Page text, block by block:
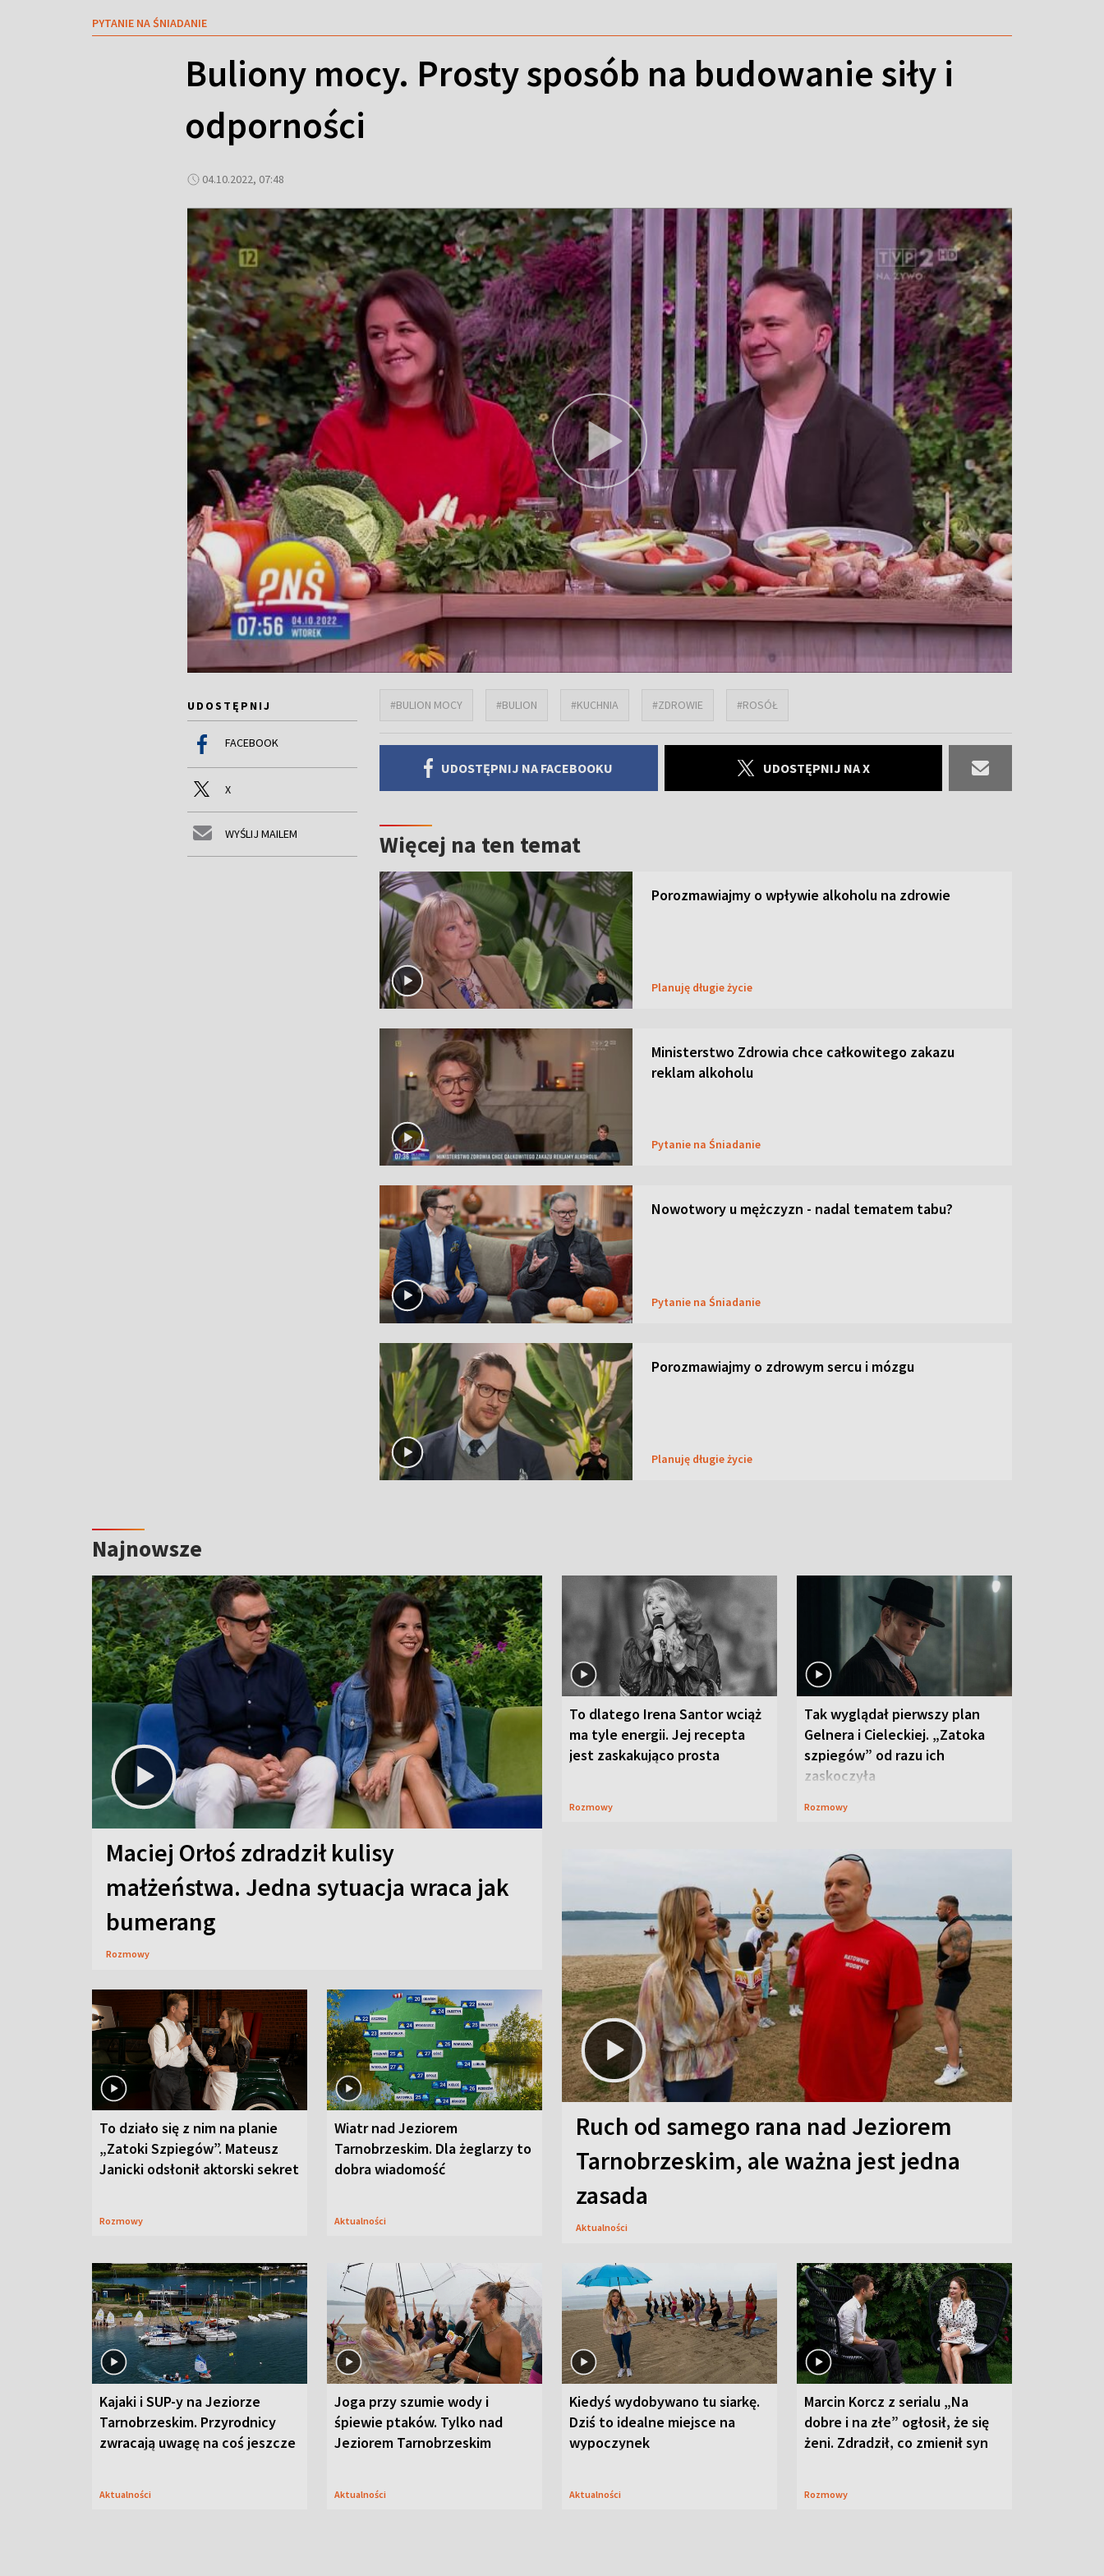
PYTANIE NA ŚNIADANIE
Buliony mocy. Prosty sposób na budowanie siły i
odporności
04.10.2022, 07:48
UDOSTĘPNIJ
FACEBOOK
X
WYŚLIJ MAILEM
#BULION MOCY #BULION #KUCHNIA #ZDROWIE #ROSÓŁ
UDOSTĘPNIJ NA FACEBOOKU UDOSTĘPNIJ NA X
Więcej na ten temat
Porozmawiajmy o wpływie alkoholu na zdrowie
Planuję długie życie
Ministerstwo Zdrowia chce całkowitego zakazu
reklam alkoholu
Pytanie na Śniadanie
Nowotwory u mężczyzn - nadal tematem tabu?
Pytanie na Śniadanie
Porozmawiajmy o zdrowym sercu i mózgu
Planuję długie życie
Najnowsze
Maciej Orłoś zdradził kulisy
małżeństwa. Jedna sytuacja wraca jak
bumerang
Rozmowy
To dlatego Irena Santor wciąż
ma tyle energii. Jej recepta
jest zaskakująco prosta
Rozmowy
Tak wyglądał pierwszy plan
Gelnera i Cieleckiej. „Zatoka
szpiegów” od razu ich
zaskoczyła
Rozmowy
To działo się z nim na planie
„Zatoki Szpiegów”. Mateusz
Janicki odsłonił aktorski sekret
Rozmowy
Wiatr nad Jeziorem
Tarnobrzeskim. Dla żeglarzy to
dobra wiadomość
Aktualności
Ruch od samego rana nad Jeziorem
Tarnobrzeskim, ale ważna jest jedna
zasada
Aktualności
Kajaki i SUP-y na Jeziorze
Tarnobrzeskim. Przyrodnicy
zwracają uwagę na coś jeszcze
Aktualności
Joga przy szumie wody i
śpiewie ptaków. Tylko nad
Jeziorem Tarnobrzeskim
Aktualności
Kiedyś wydobywano tu siarkę.
Dziś to idealne miejsce na
wypoczynek
Aktualności
Marcin Korcz z serialu „Na
dobre i na złe” ogłosił, że się
żeni. Zdradził, co zmienił syn
Rozmowy